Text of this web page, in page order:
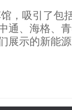
，吸引了包
通、海格、
展示的新能